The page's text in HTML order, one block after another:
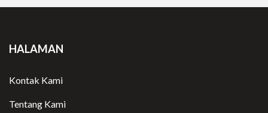
HALAMAN
Kontak Kami
Tentang Kami